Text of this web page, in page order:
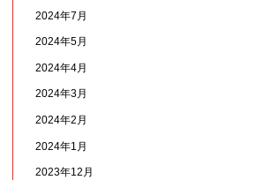
2024年7月
2024年5月
2024年4月
2024年3月
2024年2月
2024年1月
2023年12月